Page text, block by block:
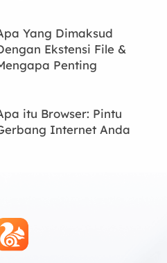
Yang Dimaksud
Ekstensi File &
Penting
itu Browser: Pintu
Internet Anda